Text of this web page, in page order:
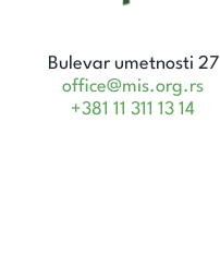
Bulevar umetnosti 27
office@mis.org.rs
+381 11 311 13 14